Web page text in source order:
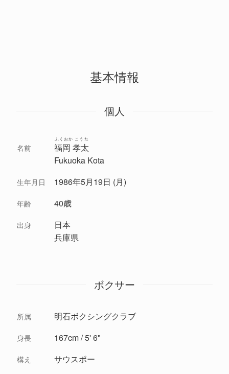
基本情報
個人
名前 福岡 孝太
ふくおか こうた
Fukuoka Kota
生年月日 1986年5月19日 (月)
年齢 40歳
出身
日本
兵庫県
ボクサー
所属 明石ボクシングクラブ
身長 167cm / 5' 6"
構え サウスポー